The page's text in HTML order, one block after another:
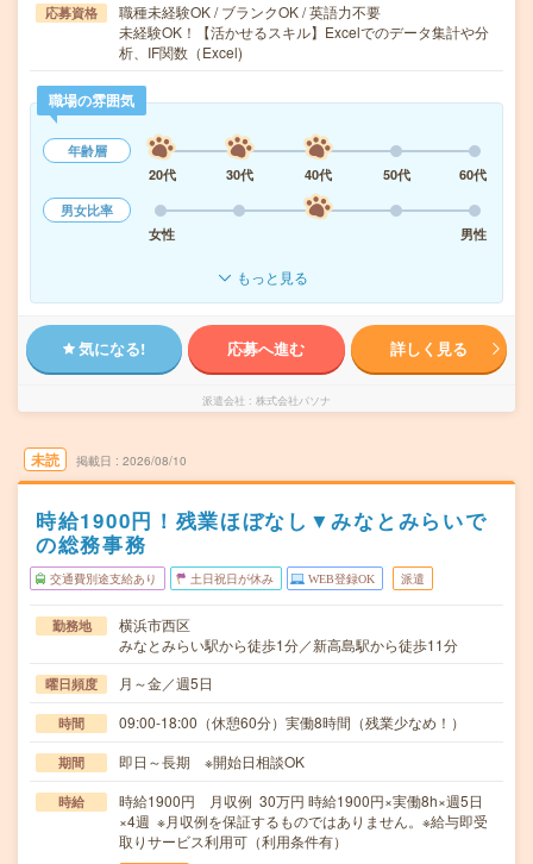
応募資格
職種未経験OK / ブランクOK / 英語力不要
未経験OK！【活かせるスキル】Excelでのデータ集計や分
析、IF関数（Excel)
職場の雰囲気
年齢層
20代
30代 40代 50代
60代
男女比率
女性
男性
もっと見る
気になる! 応募へ進む 詳しく見る
派遣会社 株式会社パソナ
未読 掲載日 2026/08/10
時給1900円！残業ほぼなし▼みなとみらいで
の総務事務
交通費別途支給あり 土日祝日が休み WEB登録OK 派遣
勤務地
横浜市西区
みなとみらい駅から徒歩1分／新高島駅から徒歩11分
曜日頻度 月～金／週5日
時間 09:00-18:00（休憩60分）実働8時間（残業少なめ！）
期間 即日～長期 ※開始日相談OK
時給
時給1900円 月収例 30万円 時給1900円×実働8h×週5日
×4週 ※月収例を保証するものではありません。※給与即受
取りサービス利用可（利用条件有）